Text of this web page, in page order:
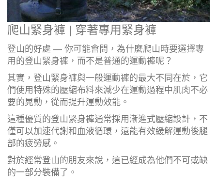
爬山緊身褲 | 穿著專用緊身褲
登山的好處 — 你可能會問，為什麼爬山時要選擇專
用的登山緊身褲，而不是普通的運動褲呢？
其實，登山緊身褲與一般運動褲的最大不同在於，它
們使用特殊的壓縮布料來減少在運動過程中肌肉不必
要的晃動，從而提升運動效能。
這種優質的登山緊身褲通常採用漸進式壓縮設計，不
僅可以加速代謝和血液循環，還能有效緩解運動後腿
部的疲勞感。
對於經常登山的朋友來說，這已經成為他們不可或缺
的一部分裝備了。